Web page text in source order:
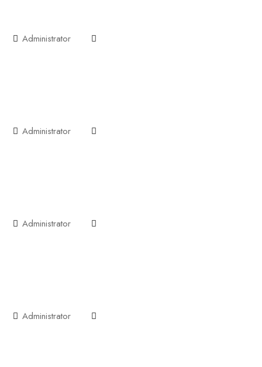
Administrator
Administrator
Administrator
Administrator